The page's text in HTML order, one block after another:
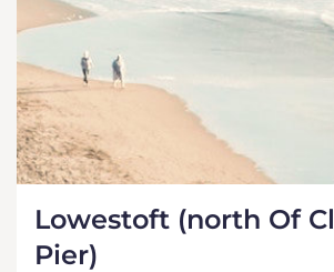
Lowestoft (north Of
Pier)